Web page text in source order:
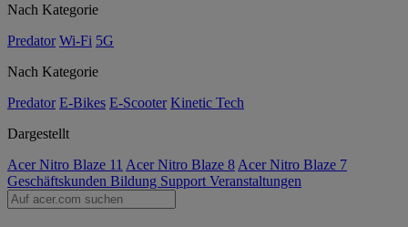
Nach Kategorie
Predator Wi-Fi 5G
Nach Kategorie
Predator E-Bikes E-Scooter Kinetic Tech
Dargestellt
Acer Nitro Blaze 11 Acer Nitro Blaze 8 Acer Nitro Blaze 7
Geschäftskunden Bildung Support Veranstaltungen